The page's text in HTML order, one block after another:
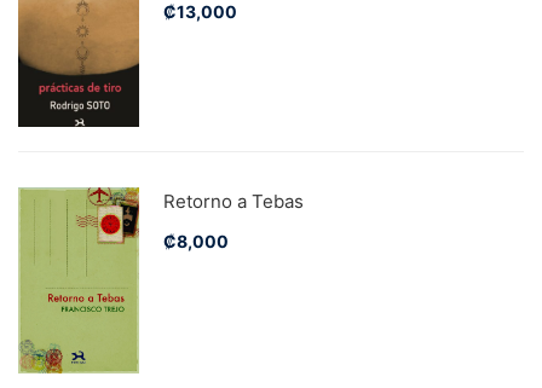
₡13,000
Retorno a Tebas
₡8,000